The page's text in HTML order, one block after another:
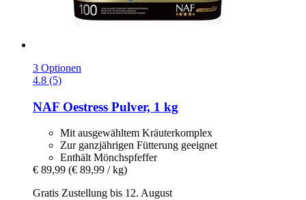
3 Optionen
4.8 (5)
NAF Oestress Pulver, 1 kg
Mit ausgewähltem Kräuterkomplex
Zur ganzjährigen Fütterung geeignet
Enthält Mönchspfeffer
€ 89,99 (€ 89,99 / kg)
Gratis Zustellung bis 12. August